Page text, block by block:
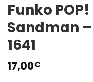
Funko
Sandman
1641
17,00€